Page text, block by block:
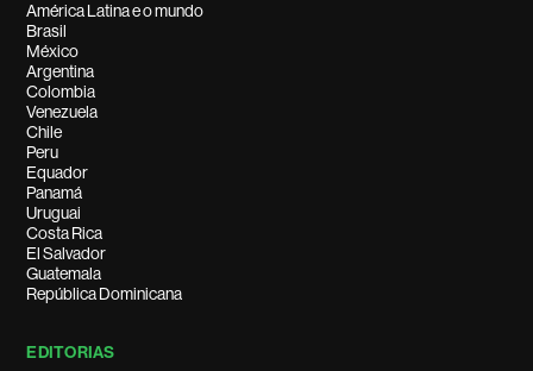
América Latina e o mundo
Brasil
México
Argentina
Colombia
Venezuela
Chile
Peru
Equador
Panamá
Uruguai
Costa Rica
El Salvador
Guatemala
República Dominicana
EDITORIAS